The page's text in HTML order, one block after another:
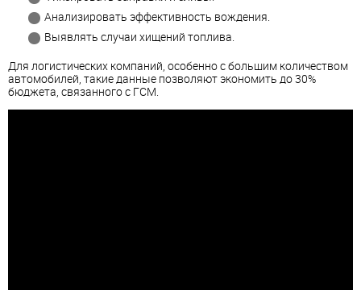
Анализировать эффективность вождения.
Выявлять случаи хищений топлива.
Для логистических компаний, особенно с большим количеством
автомобилей, такие данные позволяют экономить до 30%
бюджета, связанного с ГСМ.